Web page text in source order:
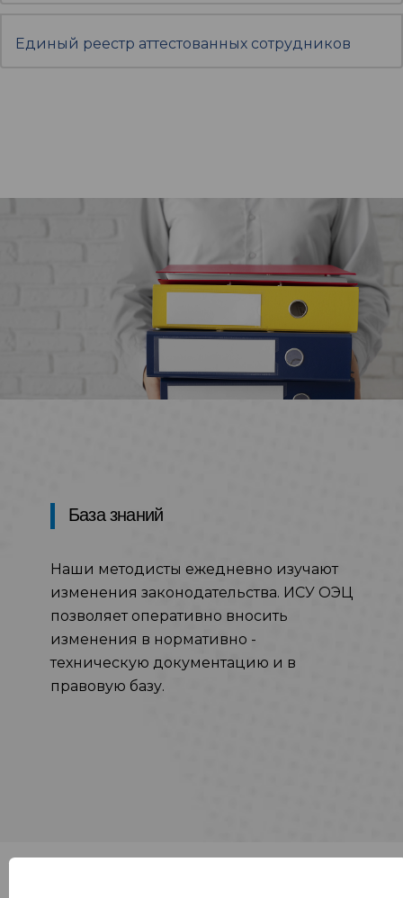
Единый реестр аттестованных сотрудников
База знаний
Наши методисты ежедневно изучают
изменения законодательства. ИСУ ОЭЦ
позволяет оперативно вносить
изменения в нормативно -
техническую документацию и в
правовую базу.